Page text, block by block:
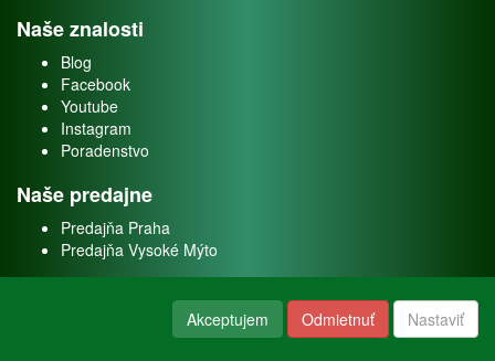
Naše znalosti
Blog
Facebook
Youtube
Instagram
Poradenstvo
Naše predajne
Predajňa Praha
Predajňa Vysoké Mýto
Akceptujem Odmietnuť Nastaviť